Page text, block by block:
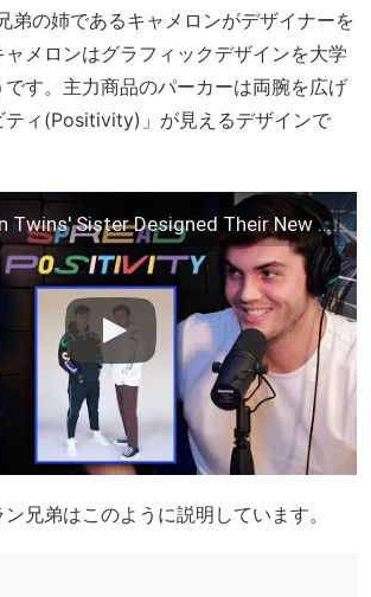
弟の姉であるキャメロンがデザイナーを
メロンはグラフィックデザインを大学
す。主力商品のパーカーは両腕を広げ
ティ(Positivity)」が見えるデザインで
How The Dolan Twins' Sister Designed Their New Merch!
兄弟はこのように説明しています。